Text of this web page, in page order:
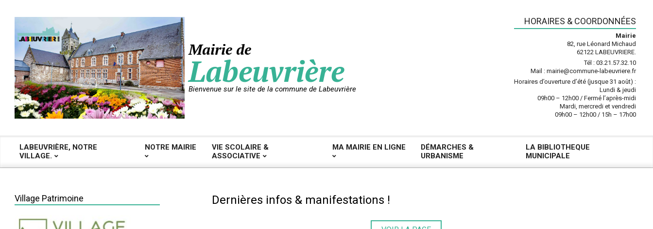
content
Mairie de
Labeuvrière
Bienvenue sur le site de la commune de Labeuvrière
HORAIRES & COORDONNÉES
Mairie
82, rue Léonard Michaud
62122 LABEUVRIERE.
Tél : 03.21.57.32.10
Mail : mairie@commune-labeuvriere.fr
Horaires d’ouverture d’été (jusque 31 août) :
Lundi & jeudi
09h00 – 12h00 / Fermé l’après-midi
Mardi, mercredi et vendredi
09h00 – 12h00 / 15h – 17h00
Primary
Navigation
LABEUVRIÈRE, NOTRE
VILLAGE.
NOTRE MAIRIE
VIE SCOLAIRE &
ASSOCIATIVE
MA MAIRIE EN LIGNE
DÉMARCHES &
URBANISME
LA BIBLIOTHEQUE
MUNICIPALE
Dernières infos & manifestations !
Village Patrimoine